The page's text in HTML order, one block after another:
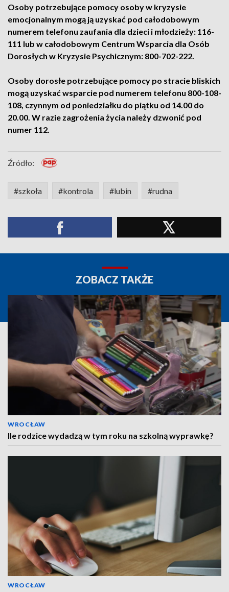
Osoby potrzebujące pomocy osoby w kryzysie
emocjonalnym mogą ją uzyskać pod całodobowym
numerem telefonu zaufania dla dzieci i młodzieży: 116-
111 lub w całodobowym Centrum Wsparcia dla Osób
Dorosłych w Kryzysie Psychicznym: 800-702-222.
Osoby dorosłe potrzebujące pomocy po stracie bliskich
mogą uzyskać wsparcie pod numerem telefonu 800-108-
108, czynnym od poniedziałku do piątku od 14.00 do
20.00. W razie zagrożenia życia należy dzwonić pod
numer 112.
Źródło:
#szkoła #kontrola #lubin #rudna
ZOBACZ TAKŻE
WROCŁAW
Ile rodzice wydadzą w tym roku na szkolną wyprawkę?
WROCŁAW